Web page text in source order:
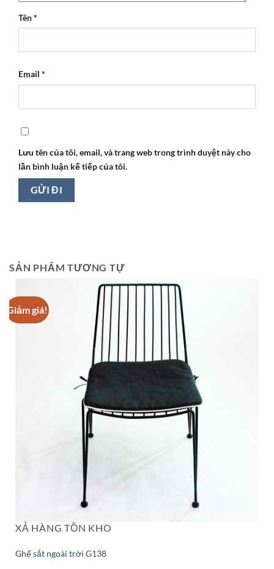
Tên*
Email *
Lưu tên của tôi, email, và trang web trong trình duyệt này cho
lần bình luận kế tiếp của tôi.
SẢN PHẨM TƯƠNG TỰ
Giảm giá!
XẢ HÀNG TỒN KHO
Ghế sắt ngoài trời G138